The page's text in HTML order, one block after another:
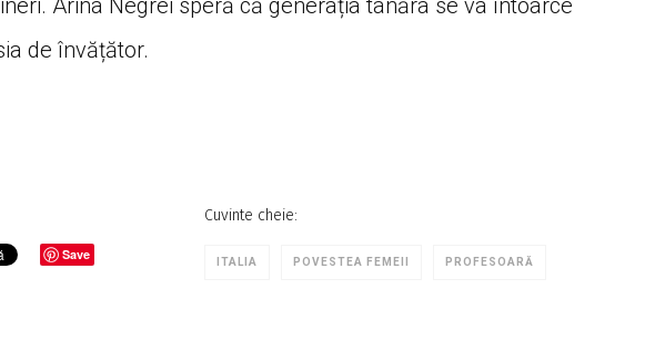
Arina Negrei speră că generația tânăra se va întoarce
de învățător.
Save
Cuvinte cheie:
ITALIA POVESTEA FEMEII PROFESOARĂ